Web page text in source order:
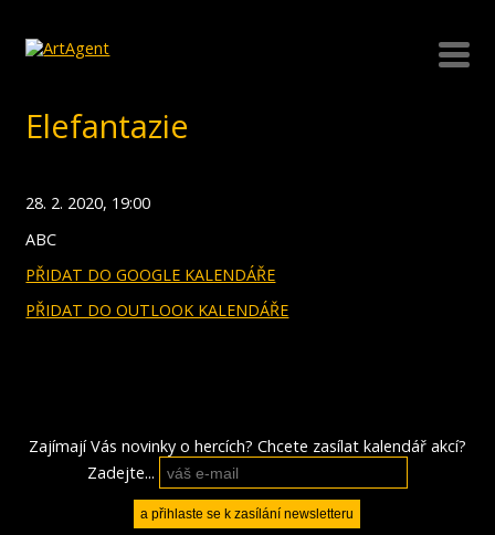
Elefantazie
28. 2. 2020, 19:00
ABC
PŘIDAT DO GOOGLE KALENDÁŘE
PŘIDAT DO OUTLOOK KALENDÁŘE
Zajímají Vás novinky o hercích? Chcete zasílat kalendář akcí?
Zadejte...